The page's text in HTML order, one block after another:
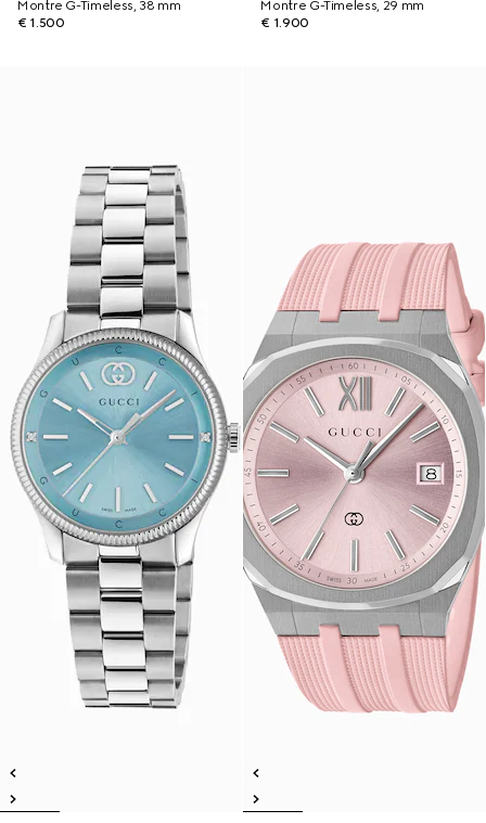
Montre G-Timeless, 38 mm
€ 1.500
Montre G-Timeless, 29 mm
€ 1.900